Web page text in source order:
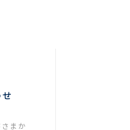
まか